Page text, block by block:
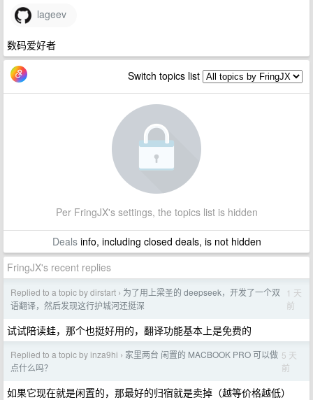
lageev
数码爱好者
Switch topics list
Per FringJX's settings, the topics list is hidden
Dealsinfo, including closed deals, is not hidden
FringJX's recent replies
Replied to a topic by dirstart › 为了用上梁圣的 deepseek，开发了一个双
语翻译，然后发现这行护城河还挺深
1 天
前
试试陪读蛙，那个也挺好用的，翻译功能基本上是免费的
Replied to a topic by inza9hi › 家里两台 闲置的 MACBOOK PRO 可以做
点什么吗？
5 天
前
如果它现在就是闲置的，那最好的归宿就是卖掉（越等价格越低）